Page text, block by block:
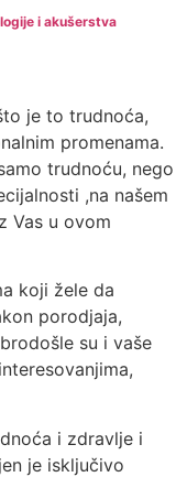
i akušerstva
je to trudnoća,
promenama.
trudnoću, nego
,na našem
Vas u ovom
koji žele da
porodjaja,
su i vaše
i zdravlje i
je isključivo